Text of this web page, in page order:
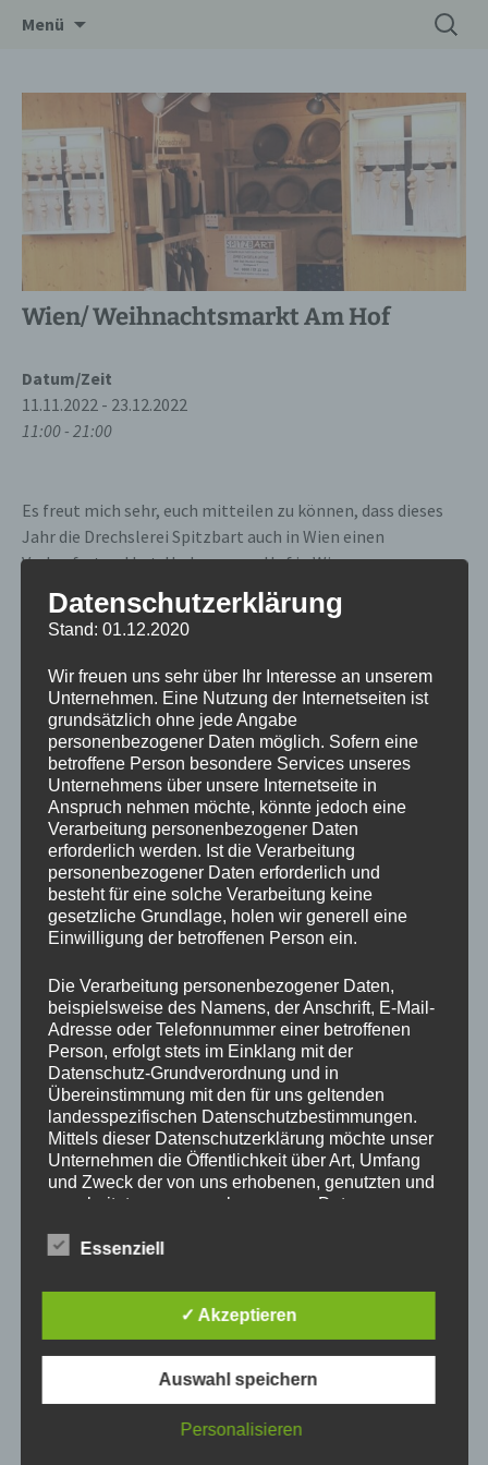
Drechslerei Spitzbart
Menü
Suchen
nach:
Wien/ Weihnachtsmarkt Am Hof
Datum/Zeit
11.11.2022 - 23.12.2022
11:00 - 21:00
Es freut mich sehr, euch mitteilen zu können, dass dieses
Jahr die Drechslerei Spitzbart auch in Wien einen
Verkaufsstand hat. Und zwar am Hof in Wien .
Ab dem 11.11.2022 bis zum 23.12.2022 sind wir für euch vor
Ort.
Montag bis Donnerstag immer von 11 Uhr bis 21 Uhr
Freitag, Samstag u. Sonntag von 10 Uhr bis 21 Uhr
Wir haben eine begehbare Hütte und sind somit völlig
wetterunabhängig.
Wir freuen uns schon sehr auf die Markttage und auf euch.
Datenschutzerklärung
Stand: 01.12.2020
Wir freuen uns sehr über Ihr Interesse an unserem
Unternehmen. Eine Nutzung der Internetseiten ist
grundsätzlich ohne jede Angabe
personenbezogener Daten möglich. Sofern eine
betroffene Person besondere Services unseres
Unternehmens über unsere Internetseite in
Anspruch nehmen möchte, könnte jedoch eine
Verarbeitung personenbezogener Daten
erforderlich werden. Ist die Verarbeitung
personenbezogener Daten erforderlich und
besteht für eine solche Verarbeitung keine
gesetzliche Grundlage, holen wir generell eine
Einwilligung der betroffenen Person ein.
Die Verarbeitung personenbezogener Daten,
beispielsweise des Namens, der Anschrift, E-Mail-
Adresse oder Telefonnummer einer betroffenen
Person, erfolgt stets im Einklang mit der
Datenschutz-Grundverordnung und in
Übereinstimmung mit den für uns geltenden
landesspezifischen Datenschutzbestimmungen.
Mittels dieser Datenschutzerklärung möchte unser
Unternehmen die Öffentlichkeit über Art, Umfang
und Zweck der von uns erhobenen, genutzten und
verarbeiteten personenbezogenen Daten
mittels dieser Datenschutzerklärung über die ihnen
Wir haben als für die Verarbeitung Verantwortlicher
zahlreiche technische und organisatorische
Maßnahmen umgesetzt, um einen möglichst
lückenlosen Schutz der über diese Internetseite
verarbeiteten personenbezogenen Daten
sicherzustellen. Dennoch können Internetbasierte
Essenziell
✓ Akzeptieren
Auswahl speichern
Personalisieren